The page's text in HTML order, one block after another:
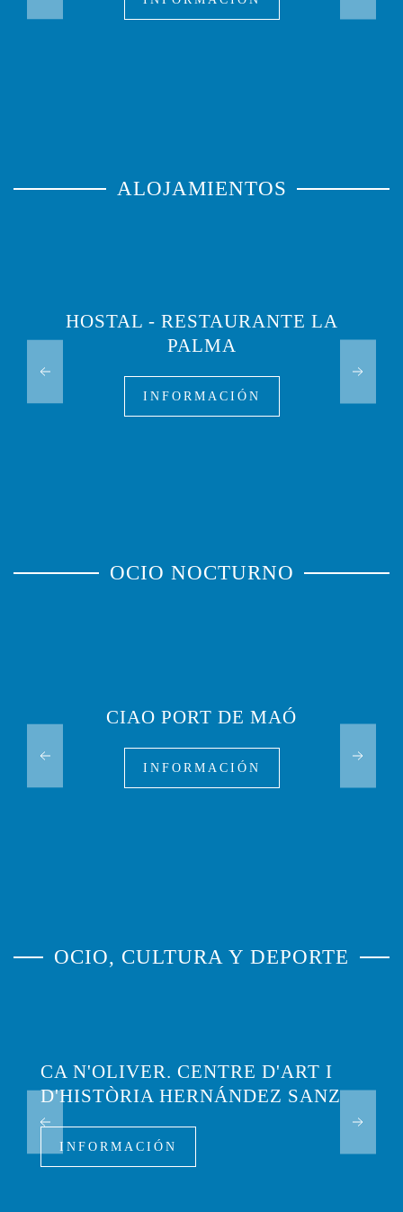
ALOJAMIENTOS
HOSTAL - RESTAURANTE LA
PALMA
INFORMACIÓN
OCIO NOCTURNO
CIAO PORT DE MAÓ
INFORMACIÓN
OCIO, CULTURA Y DEPORTE
CA N'OLIVER. CENTRE D'ART I
D'HISTÒRIA HERNÁNDEZ SANZ
INFORMACIÓN